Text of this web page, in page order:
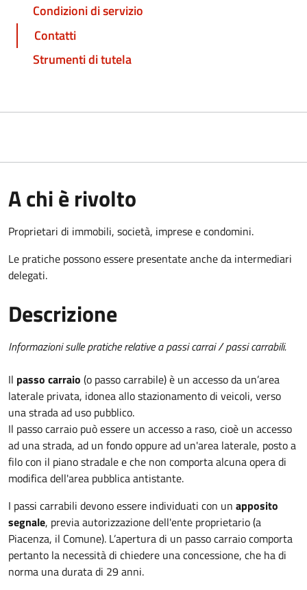
Condizioni di servizio
Contatti
Strumenti di tutela
A chi è rivolto
Proprietari di immobili, società, imprese e condomini.
Le pratiche possono essere presentate anche da intermediari
delegati.
Descrizione
Informazioni sulle pratiche relative a passi carrai / passi carrabili.
Il passo carraio (o passo carrabile) è un accesso da un’area
laterale privata, idonea allo stazionamento di veicoli, verso
una strada ad uso pubblico.
Il passo carraio può essere un accesso a raso, cioè un accesso
ad una strada, ad un fondo oppure ad un'area laterale, posto a
filo con il piano stradale e che non comporta alcuna opera di
modifica dell'area pubblica antistante.
I passi carrabili devono essere individuati con un apposito
segnale, previa autorizzazione dell'ente proprietario (a
Piacenza, il Comune). L’apertura di un passo carraio comporta
pertanto la necessità di chiedere una concessione, che ha di
norma una durata di 29 anni.